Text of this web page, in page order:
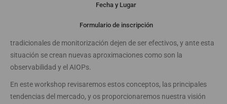
Fecha y Lugar
Formulario de inscripción
La evolución de la tecnología ha hecho que los sistemas
tradicionales de monitorización dejen de ser efectivos, y ante esta
situación se crean nuevas aproximaciones como son la
observabilidad y el AIOPs.
En este workshop revisaremos estos conceptos, las principales
tendencias del mercado, y os proporcionaremos nuestra visión